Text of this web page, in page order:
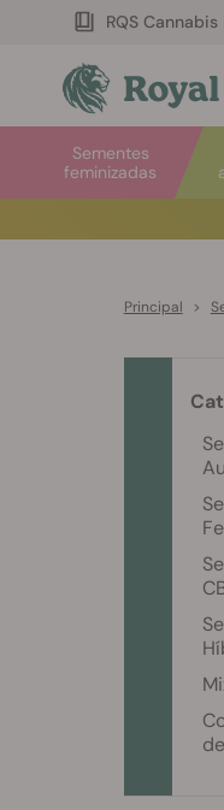
RQS Cannabis
Sementes
feminizadas
Principal >